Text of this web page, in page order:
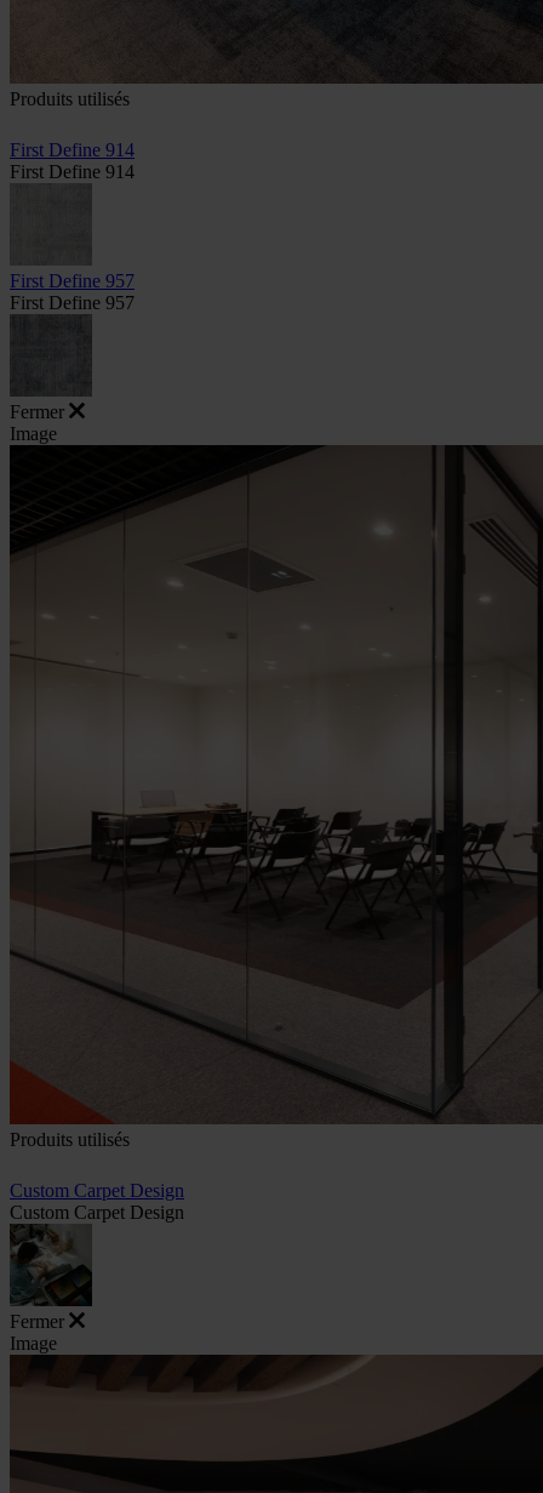
Produits utilisés
First Define 914
First Define 914
First Define 957
First Define 957
Fermer
Image
Produits utilisés
Custom Carpet Design
Custom Carpet Design
Fermer
Image